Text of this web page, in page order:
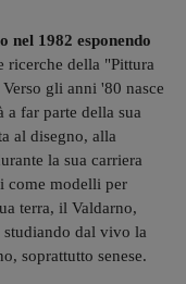
nel 1982 esponendo
ricerche della "Pittura
gli anni '80 nasce
a far parte della sua
al disegno, alla
la sua carriera
come modelli per
terra, il Valdarno,
studiando dal vivo la
soprattutto senese.